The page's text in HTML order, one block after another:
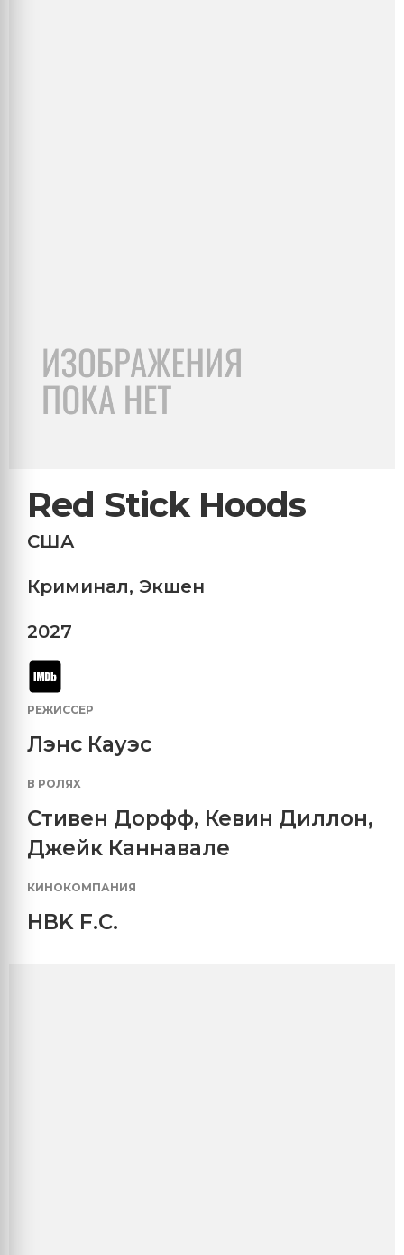
Red Stick Hoods
США
Криминал, Экшен
2027
РЕЖИССЕР
Лэнс Кауэс
В РОЛЯХ
Стивен Дорфф, Кевин Диллон,
Джейк Каннавале
КИНОКОМПАНИЯ
HBK F.C.